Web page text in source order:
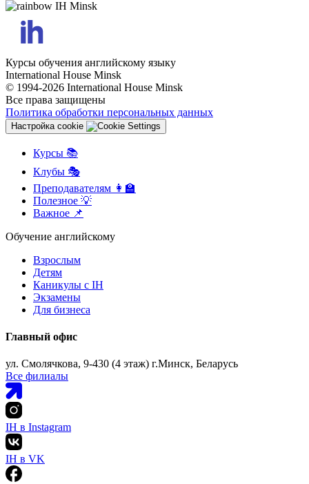
Курсы обучения английскому языку
International House Minsk
© 1994-2026 International House Minsk
Все права защищены
Политика обработки персональных данных
Настройка cookie
Курсы 📚
Клубы 🎭
Преподавателям 👩‍🏫
Полезное 💡
Важное 📌
Обучение английскому
Взрослым
Детям
Каникулы с IH
Экзамены
Для бизнеса
Главный офис
ул. Смолячкова, 9-430 (4 этаж) г.Минск, Беларусь
Все филиалы
IH в Instagram
IH в VK